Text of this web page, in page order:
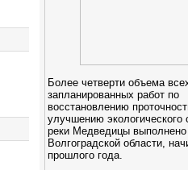
Более четверти объема
запланированных работ по
восстановлению
улучшению экологического
реки Медведицы
Волгоградской области,
прошлого года.